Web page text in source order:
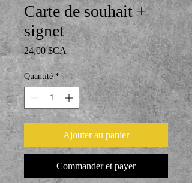
Carte de souhait +
signet
24,00 $CAPrix
Quantité *
Ajouter au panier
Commander et payer